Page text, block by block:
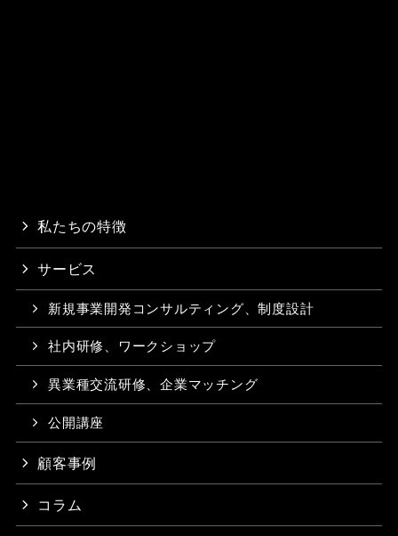
私たちの特徴
サービス
新規事業開発コンサルティング、制度設計
社内研修、ワークショップ
異業種交流研修、企業マッチング
公開講座
顧客事例
コラム